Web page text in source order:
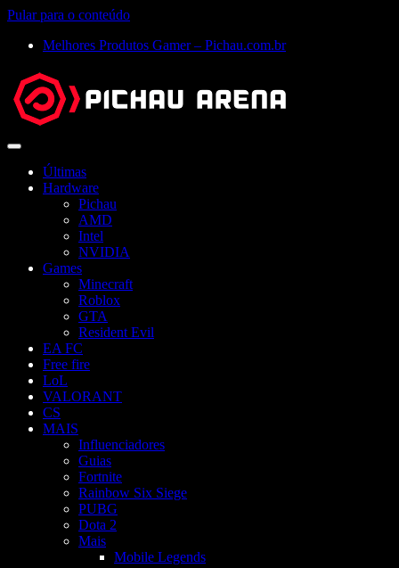
Pular para o conteúdo
Melhores Produtos Gamer – Pichau.com.br
Abrir
Últimas
Hardware
Pichau
AMD
Intel
NVIDIA
Games
Minecraft
Roblox
GTA
Resident Evil
EA FC
Free fire
LoL
VALORANT
CS
MAIS
Influenciadores
Guias
Fortnite
Rainbow Six Siege
PUBG
Dota 2
Mais
Mobile Legends